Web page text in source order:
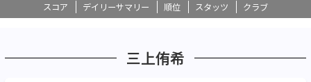
スコア デイリーサマリー 順位 スタッツ クラブ
三上侑希